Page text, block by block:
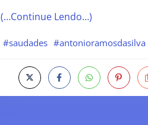
(…Continue Lendo…)
#saudades #antonioramosdasilva